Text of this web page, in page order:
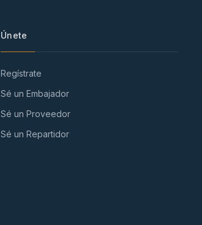
Únete
Regístrate
Sé un Embajador
Sé un Proveedor
Sé un Repartidor